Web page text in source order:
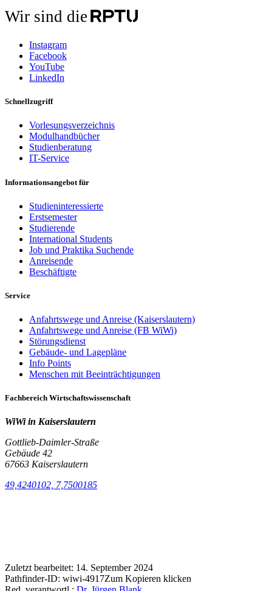
Wir sind die
Instagram
Facebook
YouTube
LinkedIn
Schnellzugriff
Vorlesungsverzeichnis
Modulhandbücher
Studienberatung
IT-Service
Informationsangebot für
Studieninteressierte
Erstsemester
Studierende
International Students
Job und Praktika Suchende
Anreisende
Beschäftigte
Service
Anfahrtswege und Anreise (Kaiserslautern)
Anfahrtswege und Anreise (FB WiWi)
Störungsdienst
Gebäude- und Lagepläne
Info Points
Menschen mit Beeinträchtigungen
Fachbereich Wirtschaftswissenschaft
WiWi in Kaiserslautern
Gottlieb-Daimler-Straße
Gebäude 42
67663 Kaiserslautern
49,4240102, 7,7500185
Zuletzt bearbeitet: 14. September 2024
Pathfinder-ID: wiwi-4917Zum Kopieren klicken